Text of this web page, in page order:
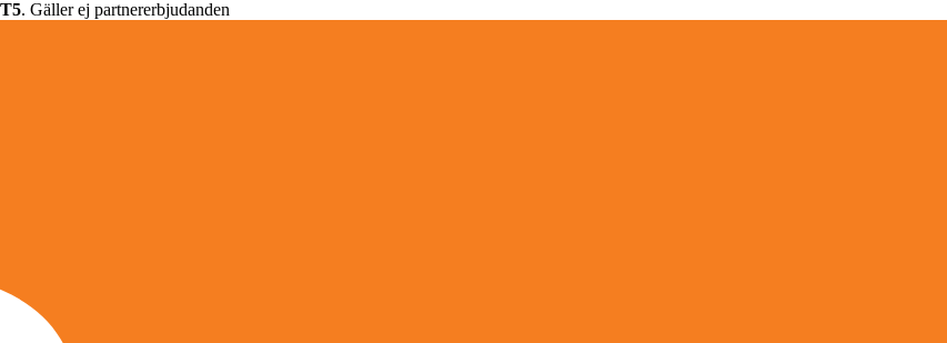
. Gäller ej partnererbjudanden